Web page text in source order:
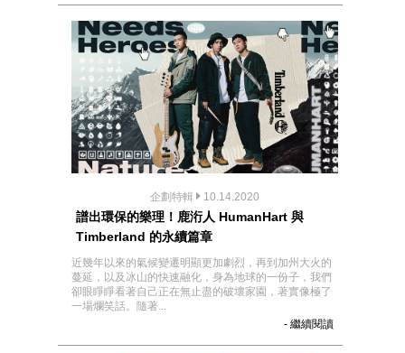
企劃特輯 10.14.2020
譜出環保的樂理！鹿洐人 HumanHart 與
Timberland 的永續篇章
近幾年以來的氣候變遷明顯更加劇烈，再到加州大火的
蔓延，以及冰山的快速融化，身為地球的一份子，我們
卻眼睜睜看著自己正在無止盡的破壞家園，著實像極了
一場爛笑話。隨著...
- 繼續閱讀